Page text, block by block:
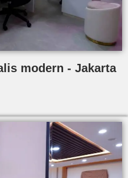
modern - Jakarta